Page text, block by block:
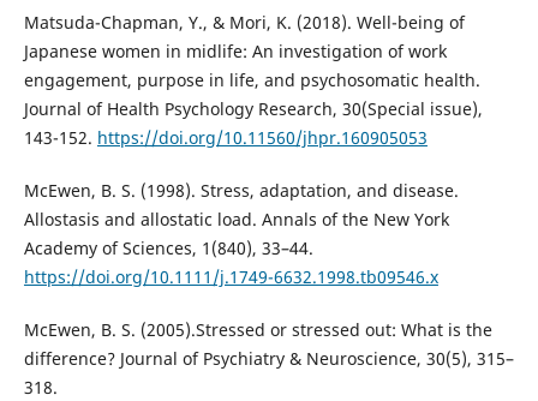
Matsuda-Chapman, Y., & Mori, K. (2018). Well-being of
Japanese women in midlife: An investigation of work
engagement, purpose in life, and psychosomatic health.
Journal of Health Psychology Research, 30(Special issue),
143-152. https://doi.org/10.11560/jhpr.160905053
McEwen, B. S. (1998). Stress, adaptation, and disease.
Allostasis and allostatic load. Annals of the New York
Academy of Sciences, 1(840), 33–44.
https://doi.org/10.1111/j.1749-6632.1998.tb09546.x
McEwen, B. S. (2005).Stressed or stressed out: What is the
difference? Journal of Psychiatry & Neuroscience, 30(5), 315–
318.